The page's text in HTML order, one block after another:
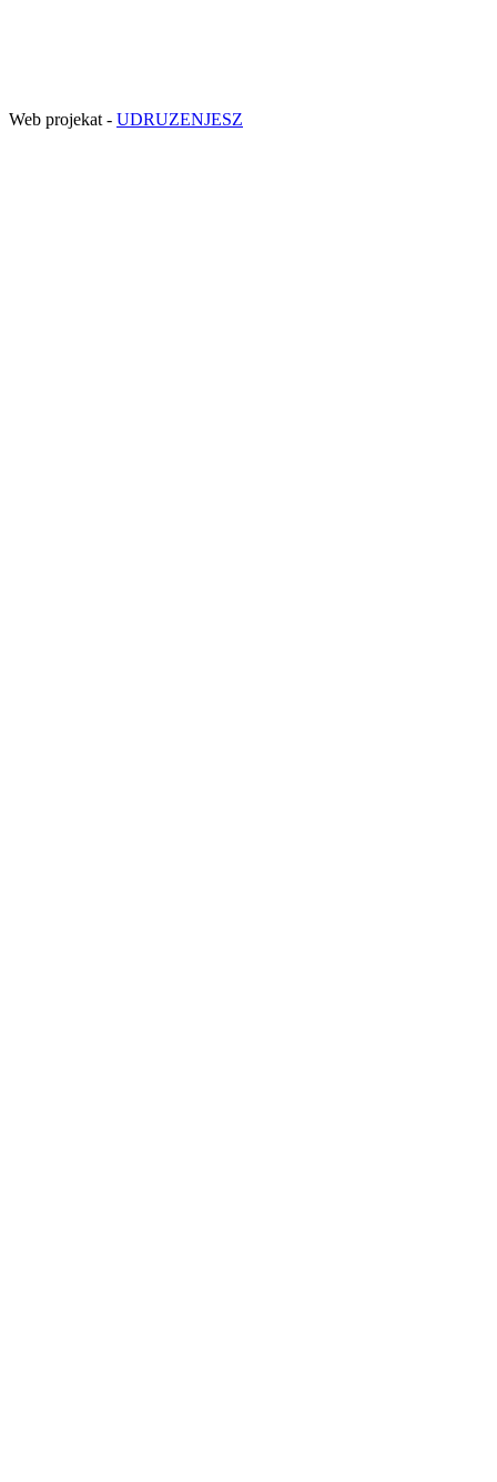
Web projekat - UDRUZENJESZ